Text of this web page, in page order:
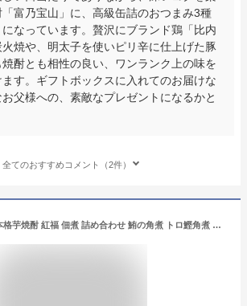
「富乃宝山」に、高級缶詰のおつまみ3種
なっています。贅沢にブランド鶏「比内
焼や、明太子を使いピリ辛に仕上げた豚
酎とも相性の良い、ワンランク上の味を
す。ギフトボックスに入れてのお届けな
父様への、素敵なプレゼントになるかと
全てのおすすめコメント（2件）
お酒 ギフト 本格芋焼酎 紅福 佃煮 詰め合わせ 鮪の角煮 トロ鰹角煮 かご入り セット 送料無料 | 焼酎 芋焼酎 おつまみセット 晩酌セット 誕生日 プレゼント 還暦祝い 米寿 お祝い おつまみ ありがとう 内祝い 贈り物 熨斗 かけ紙付き